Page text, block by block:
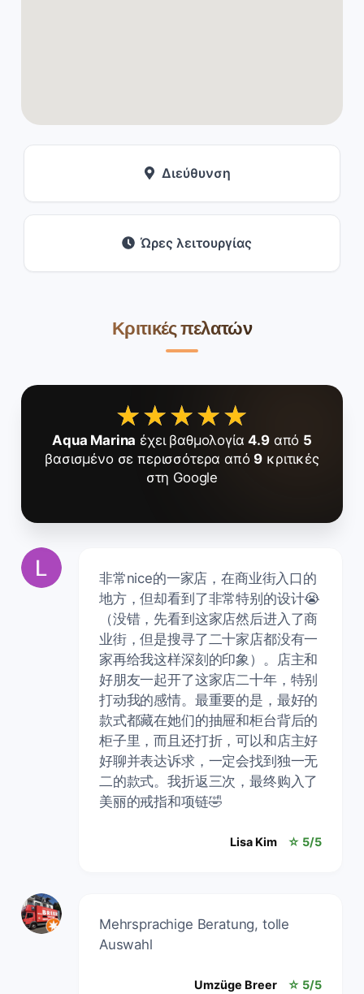
Διεύθυνση
Ώρες λειτουργίας
Κριτικές πελατών
★★★★★
★★★★★
Aqua Marina έχει βαθμολογία4.9από 5
βασισμένο σε περισσότερα από 9 κριτικές
στη Google
非常nice的一家店，在商业街入口的
地方，但却看到了非常特别的设计😭
（没错，先看到这家店然后进入了商
业街，但是搜寻了二十家店都没有一
家再给我这样深刻的印象）。店主和
好朋友一起开了这家店二十年，特别
打动我的感情。最重要的是，最好的
款式都藏在她们的抽屉和柜台背后的
柜子里，而且还打折，可以和店主好
好聊并表达诉求，一定会找到独一无
二的款式。我折返三次，最终购入了
美丽的戒指和项链🤣
Lisa Kim ☆ 5/5
Mehrsprachige Beratung, tolle
Auswahl
Umzüge Breer ☆ 5/5